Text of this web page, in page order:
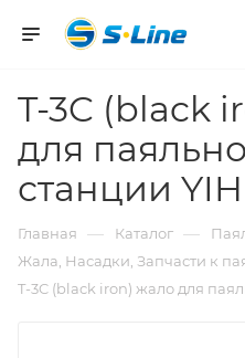
T-3C (black
для
станции
Главная — Каталог —
Жала, Насадки, Запчасти к
T-3C (black iron) жало для